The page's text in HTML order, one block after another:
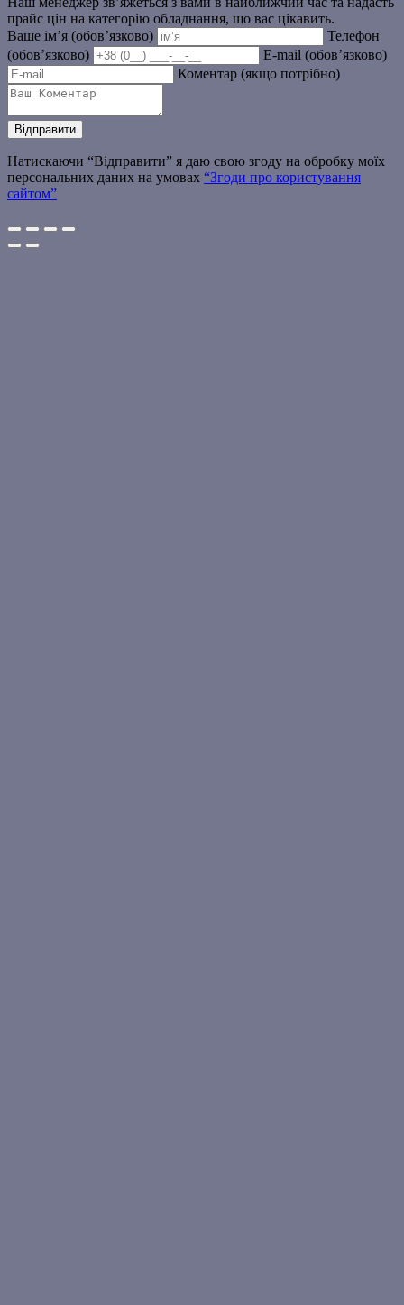
прайс цін на категорію обладнання, що вас цікавить.
Ваше ім’я (обов’язково)
Телефон
(обов’язково)
E-mail (обов’язково)
Коментар (якщо потрібно)
Натискаючи “Відправити” я даю свою згоду на обробку моїх
персональних даних на умовах “Згоди про користування
сайтом”